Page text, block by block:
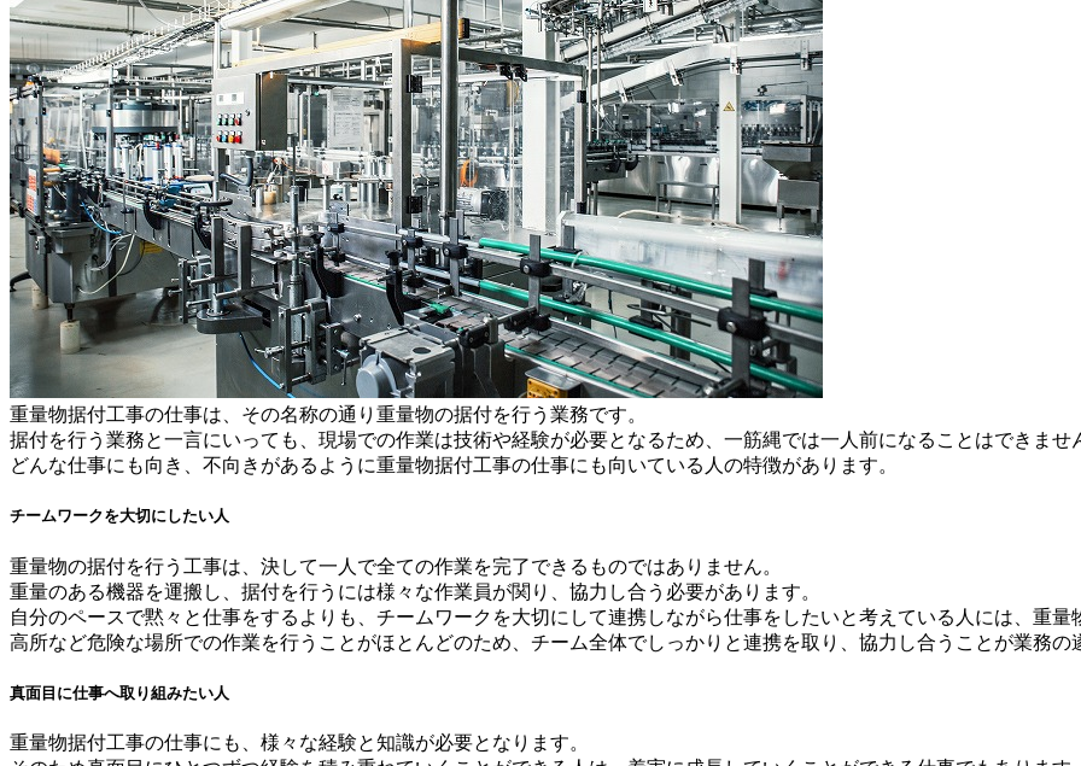
重量物据付工事の仕事は、その名称の通り重量物の据付を行う業務です。
据付を行う業務と一言にいっても、現場での作業は技術や経験が必要となるため、一筋縄では一人前になることはできませ
どんな仕事にも向き、不向きがあるように重量物据付工事の仕事にも向いている人の特徴があります。
チームワークを大切にしたい人
重量物の据付を行う工事は、決して一人で全ての作業を完了できるものではありません。
重量のある機器を運搬し、据付を行うには様々な作業員が関り、協力し合う必要があります。
自分のペースで黙々と仕事をするよりも、チームワークを大切にして連携しながら仕事をしたいと考えている人には、重
高所など危険な場所での作業を行うことがほとんどのため、チーム全体でしっかりと連携を取り、協力し合うことが業務の
真面目に仕事へ取り組みたい人
重量物据付工事の仕事にも、様々な経験と知識が必要となります。